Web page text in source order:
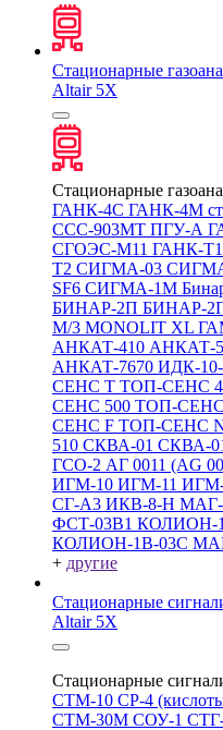
Стационарные
Altair 5X
Стационарные
ГАНК-4С ГАНК-4М
ССС-903МТ ПГУ-А
СГОЭС-М11 ГАНК-Т1
Т2 СИГМА-03
SF6 СИГМА-1М
БИНАР-2П БИНАР-2П
М/3 MONOLIT XL
АНКАТ-410 АНКАТ-
АНКАТ-7670 ИДК-
СЕНС Т ТОП-СЕНС
СЕНС 500 ТОП-СЕНС
СЕНС F ТОП-СЕНС
510 СКВА-01 СКВА-
ГСО-2 АГ 0011 (AG
ИГМ-10 ИГМ-11
СГ-А3 ИКВ-8-Н МАГ-
ФСТ-03В1 КОЛИОН-
КОЛИОН-1В-03С
+ другие
Стационарные
Altair 5X
Стационарные
СТМ-10 СР-4
СТМ-30М СОУ-1